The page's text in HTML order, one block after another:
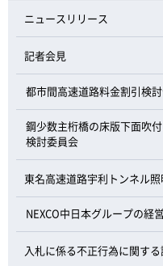
ニュースリリース
記者会見
都市間高速道路料金割引検
鋼少数主桁橋の床版下面吹
検討委員会
東名高速道路宇利トンネル
NEXCO中日本グループの経
入札に係る不正行為に関す